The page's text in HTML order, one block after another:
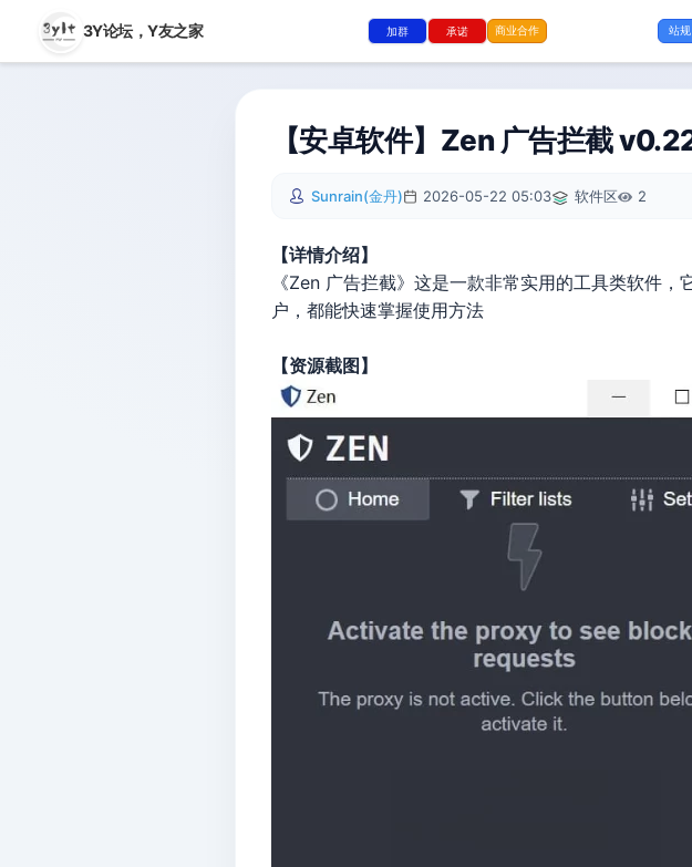
3Y论坛，Y友之家 加群 承诺 商业合作 站规
【安卓软件】Zen 广告拦截
Sunrain(金丹) 2026-05-22 05:03 软件区 2
【详情介绍】
《Zen 广告拦截》这是一款非常实用的工具类软件
户，都能快速掌握使用方法
【资源截图】